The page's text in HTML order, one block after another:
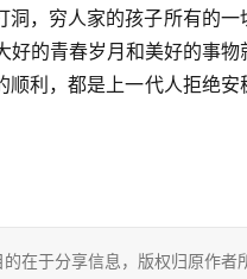
洞，穷人家的孩子所有的一
好的青春岁月和美好的事物
顺利，都是上一代人拒绝安
在于分享信息，版权归原作者